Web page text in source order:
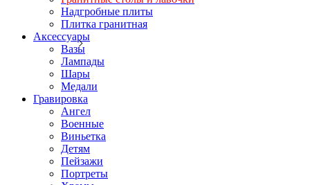
Надгробные плиты
Плитка гранитная
Аксессуары
Вазы
Лампады
Шары
Медали
Гравировка
Ангел
Военные
Виньетка
Детям
Пейзажи
Портреты